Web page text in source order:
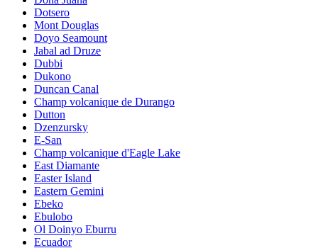
Dotsero
Mont Douglas
Doyo Seamount
Jabal ad Druze
Dubbi
Dukono
Duncan Canal
Champ volcanique de Durango
Dutton
Dzenzursky
E-San
Champ volcanique d'Eagle Lake
East Diamante
Easter Island
Eastern Gemini
Ebeko
Ebulobo
Ol Doinyo Eburru
Ecuador